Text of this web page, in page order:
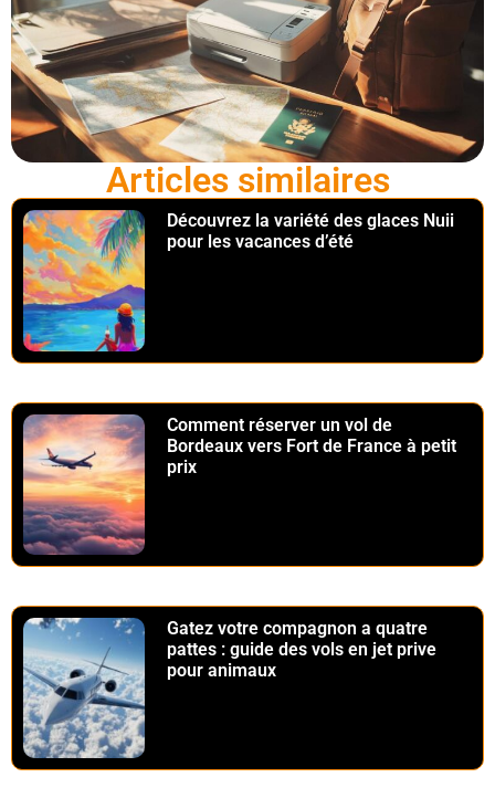
Articles similaires
Découvrez la variété des glaces Nuii
pour les vacances d’été
Comment réserver un vol de
Bordeaux vers Fort de France à petit
prix
Gatez votre compagnon a quatre
pattes : guide des vols en jet prive
pour animaux